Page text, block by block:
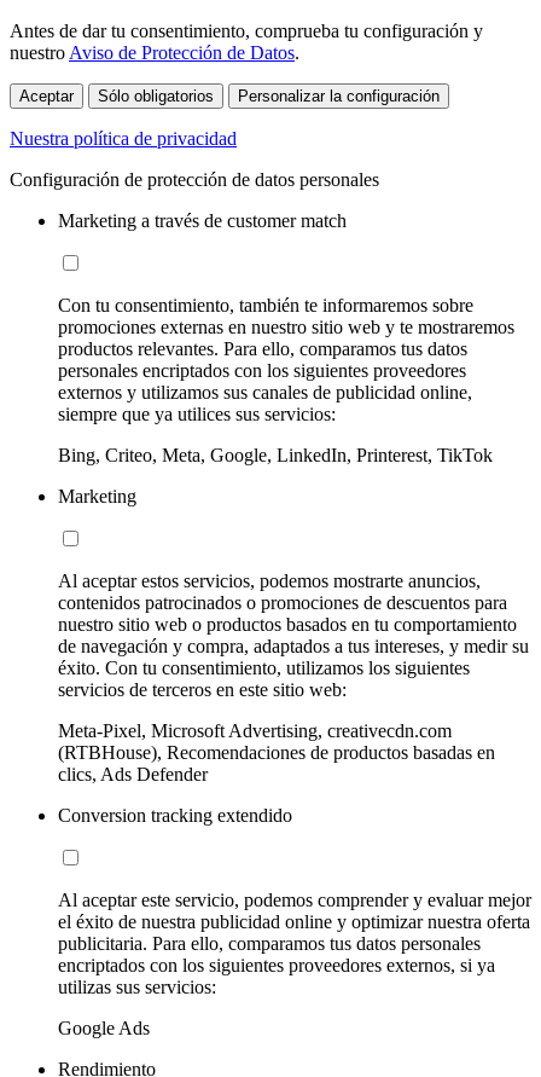
Antes de dar tu consentimiento, comprueba tu configuración y
nuestro Aviso de Protección de Datos.
Aceptar Sólo obligatorios Personalizar la configuración
Nuestra política de privacidad
Configuración de protección de datos personales
Marketing a través de customer match
Con tu consentimiento, también te informaremos sobre
promociones externas en nuestro sitio web y te mostraremos
productos relevantes. Para ello, comparamos tus datos
personales encriptados con los siguientes proveedores
externos y utilizamos sus canales de publicidad online,
siempre que ya utilices sus servicios:
Bing, Criteo, Meta, Google, LinkedIn, Printerest, TikTok
Marketing
Al aceptar estos servicios, podemos mostrarte anuncios,
contenidos patrocinados o promociones de descuentos para
nuestro sitio web o productos basados en tu comportamiento
de navegación y compra, adaptados a tus intereses, y medir su
éxito. Con tu consentimiento, utilizamos los siguientes
servicios de terceros en este sitio web:
Meta-Pixel, Microsoft Advertising, creativecdn.com
(RTBHouse), Recomendaciones de productos basadas en
clics, Ads Defender
Conversion tracking extendido
Al aceptar este servicio, podemos comprender y evaluar mejor
el éxito de nuestra publicidad online y optimizar nuestra oferta
publicitaria. Para ello, comparamos tus datos personales
encriptados con los siguientes proveedores externos, si ya
utilizas sus servicios:
Google Ads
Rendimiento